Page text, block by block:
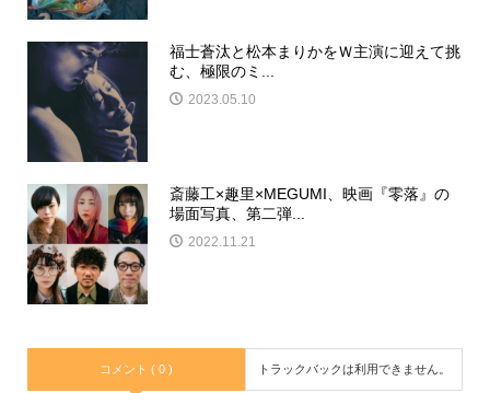
福士蒼汰と松本まりかをＷ主演に迎えて挑
む、極限のミ...
2023.05.10
斎藤工×趣里×MEGUMI、映画『零落』の
場面写真、第二弾...
2022.11.21
コメント ( 0 ) トラックバックは利用できません。